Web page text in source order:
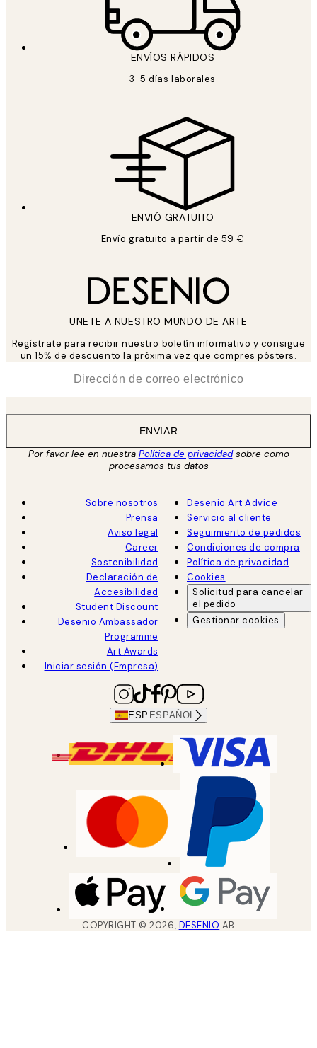
ENVÍOS RÁPIDOS
3-5 días laborales
ENVIÓ GRATUITO
Envío gratuito a partir de 59 €
UNETE A NUESTRO MUNDO DE ARTE
Regístrate para recibir nuestro boletín informativo y consigue
un 15% de descuento la próxima vez que compres pósters.
ENVIAR
Por favor lee en nuestra Política de privacidadsobre como
procesamos tus datos
Sobre nosotros
Prensa
Aviso legal
Career
Sostenibilidad
Declaración de
Accesibilidad
Student Discount
Desenio Ambassador
Programme
Art Awards
Iniciar sesión (Empresa)
Desenio Art Advice
Servicio al cliente
Seguimiento de pedidos
Condiciones de compra
Política de privacidad
Cookies
Solicitud para cancelar
el pedido
Gestionar cookies
ESP ESPAÑOL
COPYRIGHT ©2026, DESENIO AB